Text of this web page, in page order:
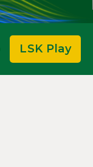
LSK Play